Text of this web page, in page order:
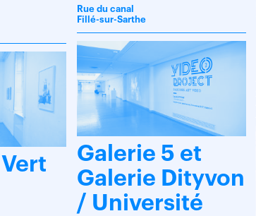
Rue du canal
Fillé-sur-Sarthe
Galerie 5 et
Galerie Dityvon
/ Université